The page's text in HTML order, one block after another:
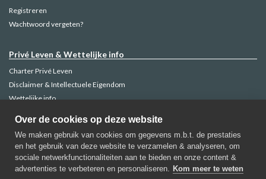
Registreren
Wachtwoord vergeten?
Privé Leven & Wettelijke info
Charter Privé Leven
Disclaimer & Intellectuele Eigendom
Wettelijke info
Cookie Policy
Over de cookies op deze website
We maken gebruik van cookies om gegevens m.b.t. de prestaties
en het gebruik van deze website te verzamelen & analyseren, om
sociale netwerkfunctionaliteiten aan te bieden en onze content &
advertenties te verbeteren en personaliseren. Kom meer te weten